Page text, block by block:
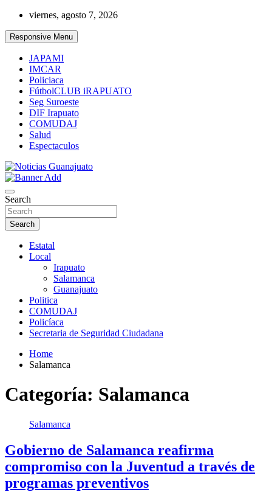
Skip
content
viernes, agosto 7, 2026
Responsive Menu
JAPAMI
IMCAR
Policiaca
FútbolCLUB iRAPUATO
Seg Suroeste
DIF Irapuato
COMUDAJ
Salud
Espectaculos
Noticias Guanajuato
Search
Search
Estatal
Local
Irapuato
Salamanca
Guanajuato
Politica
COMUDAJ
Policíaca
Secretaria de Seguridad Ciudadana
Home
Salamanca
Categoría: Salamanca
Salamanca
Gobierno de Salamanca reafirma
compromiso con la Juventud a través de
programas preventivos